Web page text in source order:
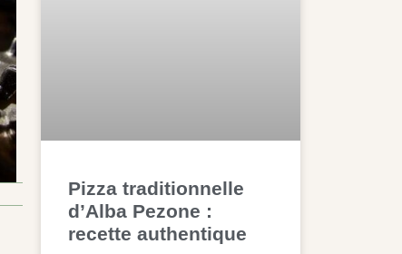
Pizza traditionnelle
d’Alba Pezone :
recette authentique